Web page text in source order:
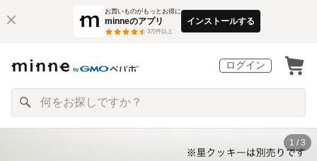
お買いものがもっとお得に
minneのアプリ
3万件以上
インストールする
ログイン
1 / 3